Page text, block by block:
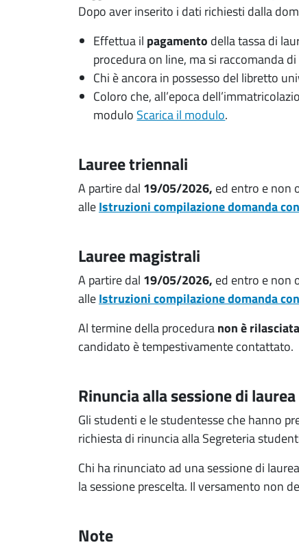
Dopo aver inserito i dati richiesti dalla
Effettua il pagamento della tassa di
procedura on line, ma si raccomanda
Chi è ancora in possesso del libretto
Coloro che, all’epoca
modulo Scarica il modulo.
Lauree triennali
A partire dal 19/05/2026, ed entro e non
alleIstruzioni compilazione domanda
Lauree magistrali
A partire dal 19/05/2026, ed entro e non
alleIstruzioni compilazione domanda
Al termine della proceduranon è
candidato è tempestivamente contattato.
Rinuncia alla sessione di laurea
Gli studenti e le studentesse che hanno
richiesta di rinuncia alla Segreteria
Chi ha rinunciato ad una sessione di laurea
la sessione prescelta. Il versamento non
Note